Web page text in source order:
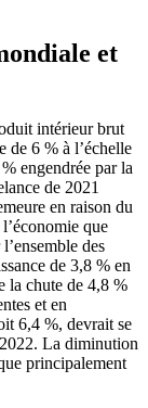
et
intérieur brut
de 6 % à l’échelle
engendrée par la
de 2021
en raison du
que
des
de 3,8 % en
la chute de 4,8 %
et en
6,4 %, devrait se
La diminution
principalement